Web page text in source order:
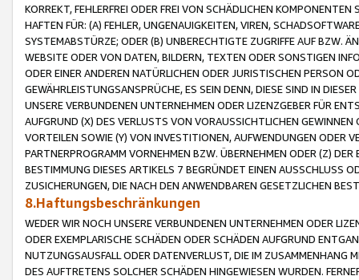
KORREKT, FEHLERFREI ODER FREI VON SCHÄDLICHEN
HAFTEN FÜR: (A) FEHLER, UNGENAUIGKEITEN, VIREN,
SYSTEMABSTÜRZE; ODER (B) UNBERECHTIGTE ZUGRIFFE AUF BZW.
WEBSITE ODER VON DATEN, BILDERN, TEXTEN ODER SONSTIGEN
ODER EINER ANDEREN NATÜRLICHEN ODER JURISTISCHEN PERSON
GEWÄHRLEISTUNGSANSPRÜCHE, ES SEIN DENN, DIESE SIND IN
UNSERE VERBUNDENEN UNTERNEHMEN ODER LIZENZGEBER FÜR
AUFGRUND (X) DES VERLUSTS VON VORAUSSICHTLICHEN
VORTEILEN SOWIE (Y) VON INVESTITIONEN, AUFWENDUNGEN ODER
PARTNERPROGRAMM VORNEHMEN BZW. ÜBERNEHMEN ODER (Z)
BESTIMMUNG DIESES ARTIKELS 7 BEGRÜNDET EINEN AUSSCHLUSS
ZUSICHERUNGEN, DIE NACH DEN ANWENDBAREN GESETZLICHEN
8.Haftungsbeschränkungen
WEDER WIR NOCH UNSERE VERBUNDENEN UNTERNEHMEN ODER
ODER EXEMPLARISCHE SCHÄDEN ODER SCHÄDEN AUFGRUND
NUTZUNGSAUSFALL ODER DATENVERLUST, DIE IM ZUSAMMENHANG
DES AUFTRETENS SOLCHER SCHÄDEN HINGEWIESEN WURDEN.